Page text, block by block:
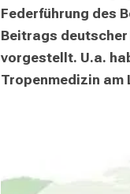
Federführung des
Beitrags
vorgestellt. U.a.
Tropenmedizin am